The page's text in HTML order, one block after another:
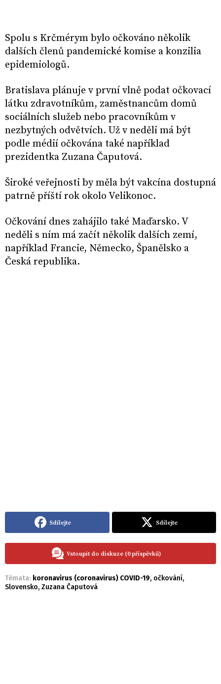
Spolu s Krčmérym bylo očkováno několik
dalších členů pandemické komise a konzilia
epidemiologů.
Bratislava plánuje v první vlně podat očkovací
látku zdravotníkům, zaměstnancům domů
sociálních služeb nebo pracovníkům v
nezbytných odvětvích. Už v neděli má být
podle médií očkována také například
prezidentka Zuzana Čaputová.
Široké veřejnosti by měla být vakcína dostupná
patrně příští rok okolo Velikonoc.
Očkování dnes zahájilo také Maďarsko. V
neděli s ním má začít několik dalších zemí,
například Francie, Německo, Španělsko a
Česká republika.
Sdílejte Sdílejte
Vstoupit do diskuze (0 příspěvků)
Témata: koronavirus (coronavirus) COVID-19, očkování,
Slovensko, Zuzana Čaputová